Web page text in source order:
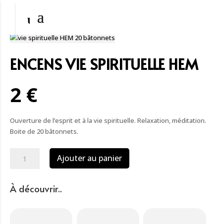
ENCENS VIE SPIRITUELLE HEM
2 €
Ouverture de l’esprit et à la vie spirituelle. Relaxation, méditation.
Boite de 20 bâtonnets.
vie
Ajouter au panier
À découvrir..